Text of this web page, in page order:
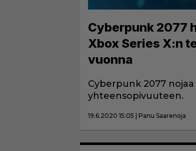
Cyberpunk 2077
Xbox Series X:n
vuonna
Cyberpunk 2077
yhteensopivuuteen.
19.6.2020 15:05 | Panu Saarenoja